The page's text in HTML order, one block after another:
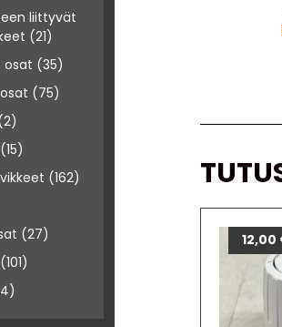
liittyvät
(21)
osat (35)
(75)
(15)
(162)
(27)
(101)
12,00